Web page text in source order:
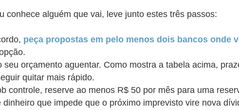
conhece alguém que vai, leve junto estes três passos:
peça propostas em pelo menos dois bancos onde
seu orçamento aguentar. Como mostra a tabela acima,
quitar mais rápido.
controle, reserve ao menos R$ 50 por mês para uma
que impede que o próximo imprevisto vire nova